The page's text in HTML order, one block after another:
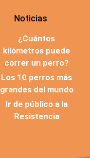
Noticias
¿Cuántos
kilómetros puede
correr un perro?
Los 10 perros más
grandes del mundo
Ir de público a la
Resistencia